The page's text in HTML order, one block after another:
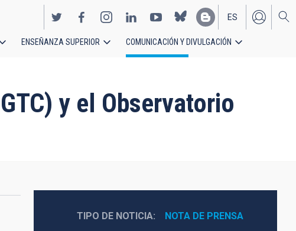
EN
ES
ENSEÑANZA SUPERIOR COMUNICACIÓN Y DIVULGACIÓN
y el Observatorio
TIPO DE NOTICIA NOTA DE PRENSA